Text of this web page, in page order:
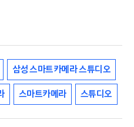
삼성 스마트카메라 스튜디오
스마트카메라 스튜디오